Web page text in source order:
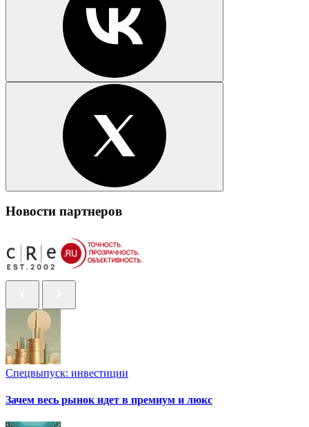
Новости партнеров
Спецвыпуск: инвестиции
Зачем весь рынок идет в премиум и люкс